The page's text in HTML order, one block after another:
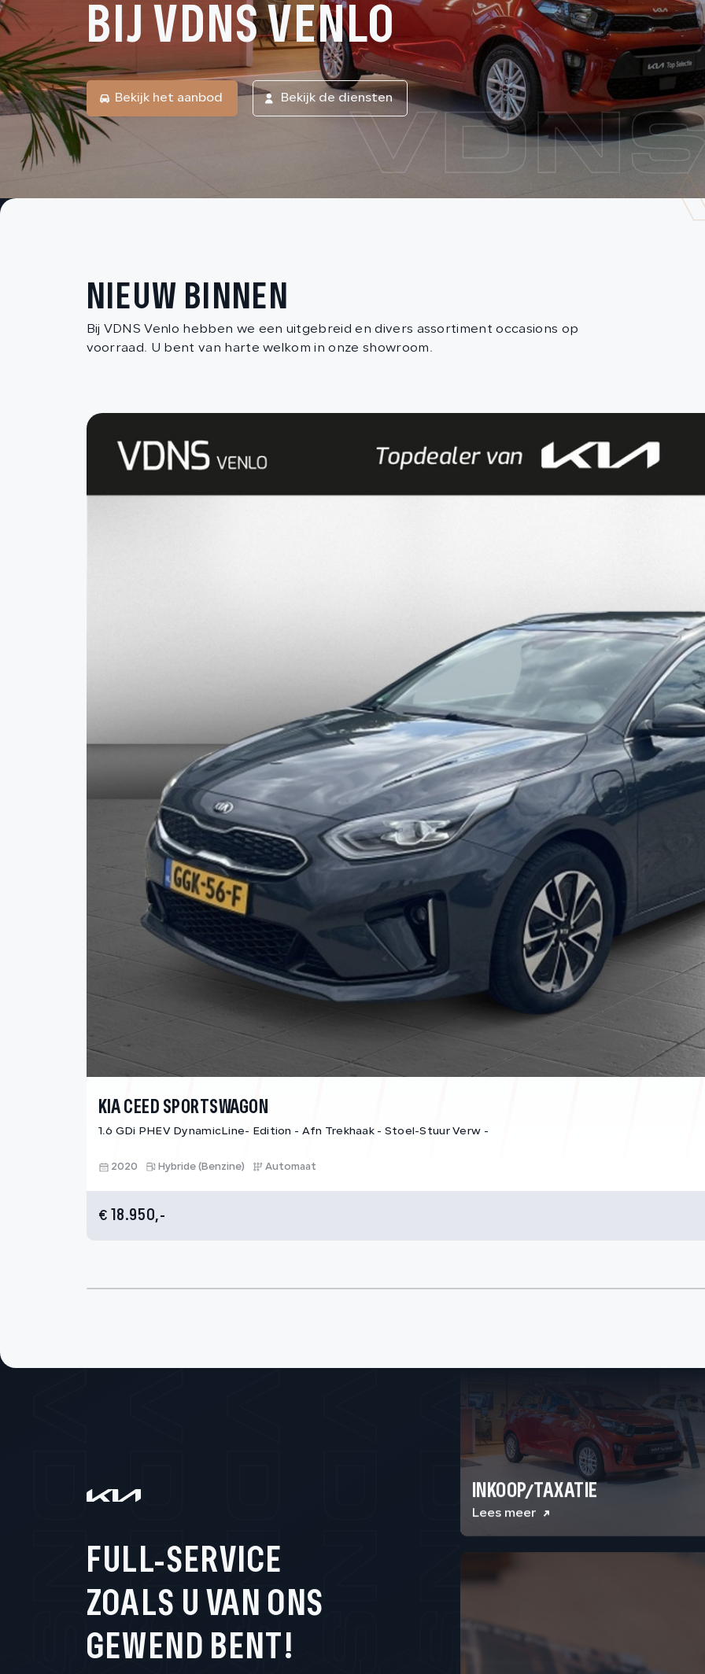
BIJ VDNS VENLO
Bekijk het aanbod Bekijk de diensten
NIEUW BINNEN
Bij VDNS Venlo hebben we een uitgebreid en divers assortiment occasions op
voorraad. U bent van harte welkom in onze showroom.
KIA CEED SPORTSWAGON
1.6 GDi PHEV DynamicLine- Edition - Afn Trekhaak - Stoel-Stuur Verw -
2020 Hybride (Benzine) Automaat
€ 18.950,-
FULL-SERVICE
ZOALS U VAN ONS
GEWEND BENT!
INKOOP/TAXATIE